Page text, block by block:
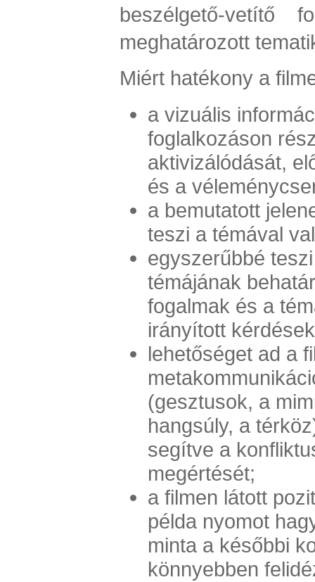
beszélgető-vetítő
meghatározott
Miért hatékony a
a vizuális
foglalkozáson
aktivizálódását,
és a
a bemutatott
teszi a témával
egyszerűbbé
témájának
fogalmak és a
irányított
lehetőséget ad a
(gesztusok, a
hangsúly, a
segítve a
megértését;
a filmen látott
példa nyomot
minta a későbbi
könnyebben